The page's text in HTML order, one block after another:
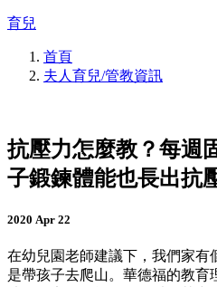
育兒
首頁
夫人育兒/管教資訊
抗壓力怎麼教？每週
子鍛鍊體能也長出抗
2020 Apr 22
在幼兒園老師建議下，我們家有
是帶孩子去爬山。華德福的教